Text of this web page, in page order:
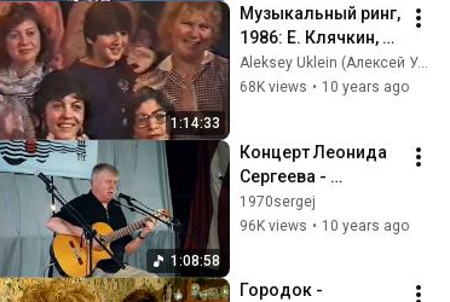
1:14:33
Музыкальный ринг,
1986: Е. Клячкин, Л.
Сергеев, А.
Розенбаум, В.
Aleksey Uklein (Алексей Уклеин)
68K views • 10 years ago
1:08:58
Концерт Леонида
Сергеева -
Поющий берег
2015
1970sergej
96K views • 10 years ago
Городок -